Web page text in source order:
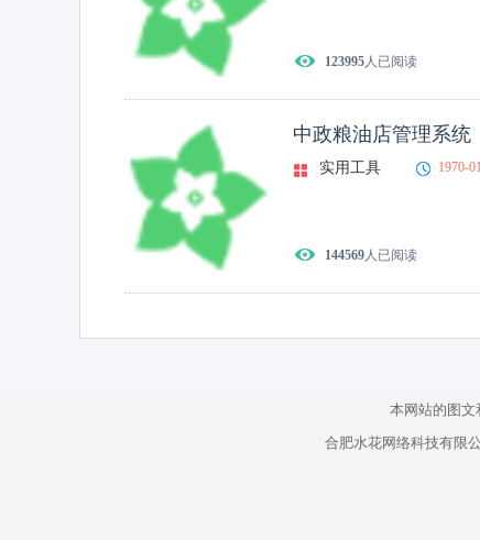
123995人已阅读
中政粮油店管理系统
实用工具 1970-
144569人已阅读
本网站的图文
合肥水花网络科技有限